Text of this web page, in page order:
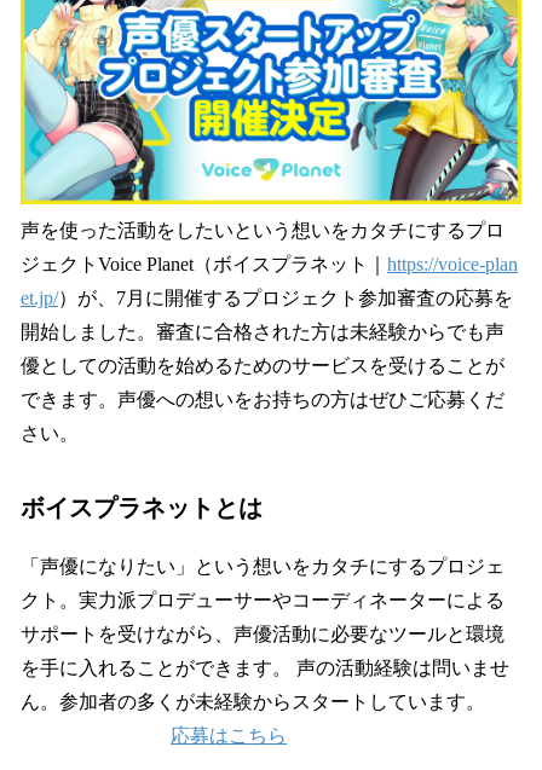
読
み
込
み
中
で
す
声を使った活動をしたいという想いをカタチにするプロ
ジェクトVoice Planet（ボイスプラネット｜ https://voice-plan
et.jp/）が、7月に開催するプロジェクト参加審査の応募を
開始しました。審査に合格された方は未経験からでも声
優としての活動を始めるためのサービスを受けることが
できます。声優への想いをお持ちの方はぜひご応募くだ
さい。
ボイスプラネットとは
「声優になりたい」という想いをカタチにするプロジェ
クト。実力派プロデューサーやコーディネーターによる
サポートを受けながら、声優活動に必要なツールと環境
を手に入れることができます。 声の活動経験は問いませ
ん。参加者の多くが未経験からスタートしています。
応募はこちら